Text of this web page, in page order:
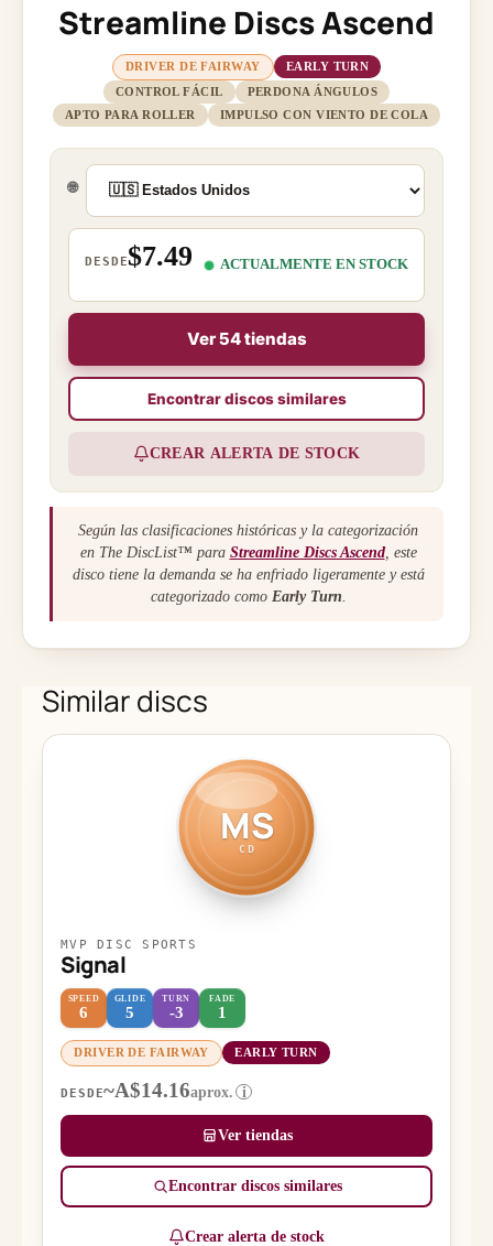
Streamline Discs Ascend
DRIVER DE FAIRWAY
EARLY TURN
CONTROL FÁCIL
PERDONA ÁNGULOS
APTO PARA ROLLER
IMPULSO CON VIENTO DE COLA
🌐
DESDE$7.49 ACTUALMENTE EN STOCK
Ver 54 tiendas
Encontrar discos similares
CREAR ALERTA DE STOCK
Según las clasificaciones históricas y la categorización
en The DiscList™ para Streamline Discs Ascend, este
disco tiene la demanda se ha enfriado ligeramente y está
categorizado como Early Turn
Similar discs
MS
CD
MVP DISC SPORTS
Signal
SPEED
6
GLIDE
5
TURN
-3
FADE
1
DRIVER DE FAIRWAY EARLY TURN
DESDE~A$14.16aprox. i
Ver tiendas
Encontrar discos similares
Crear alerta de stock